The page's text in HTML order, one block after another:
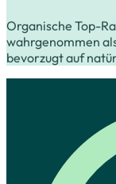
Organische Top-
wahrgenommen
bevorzugt auf